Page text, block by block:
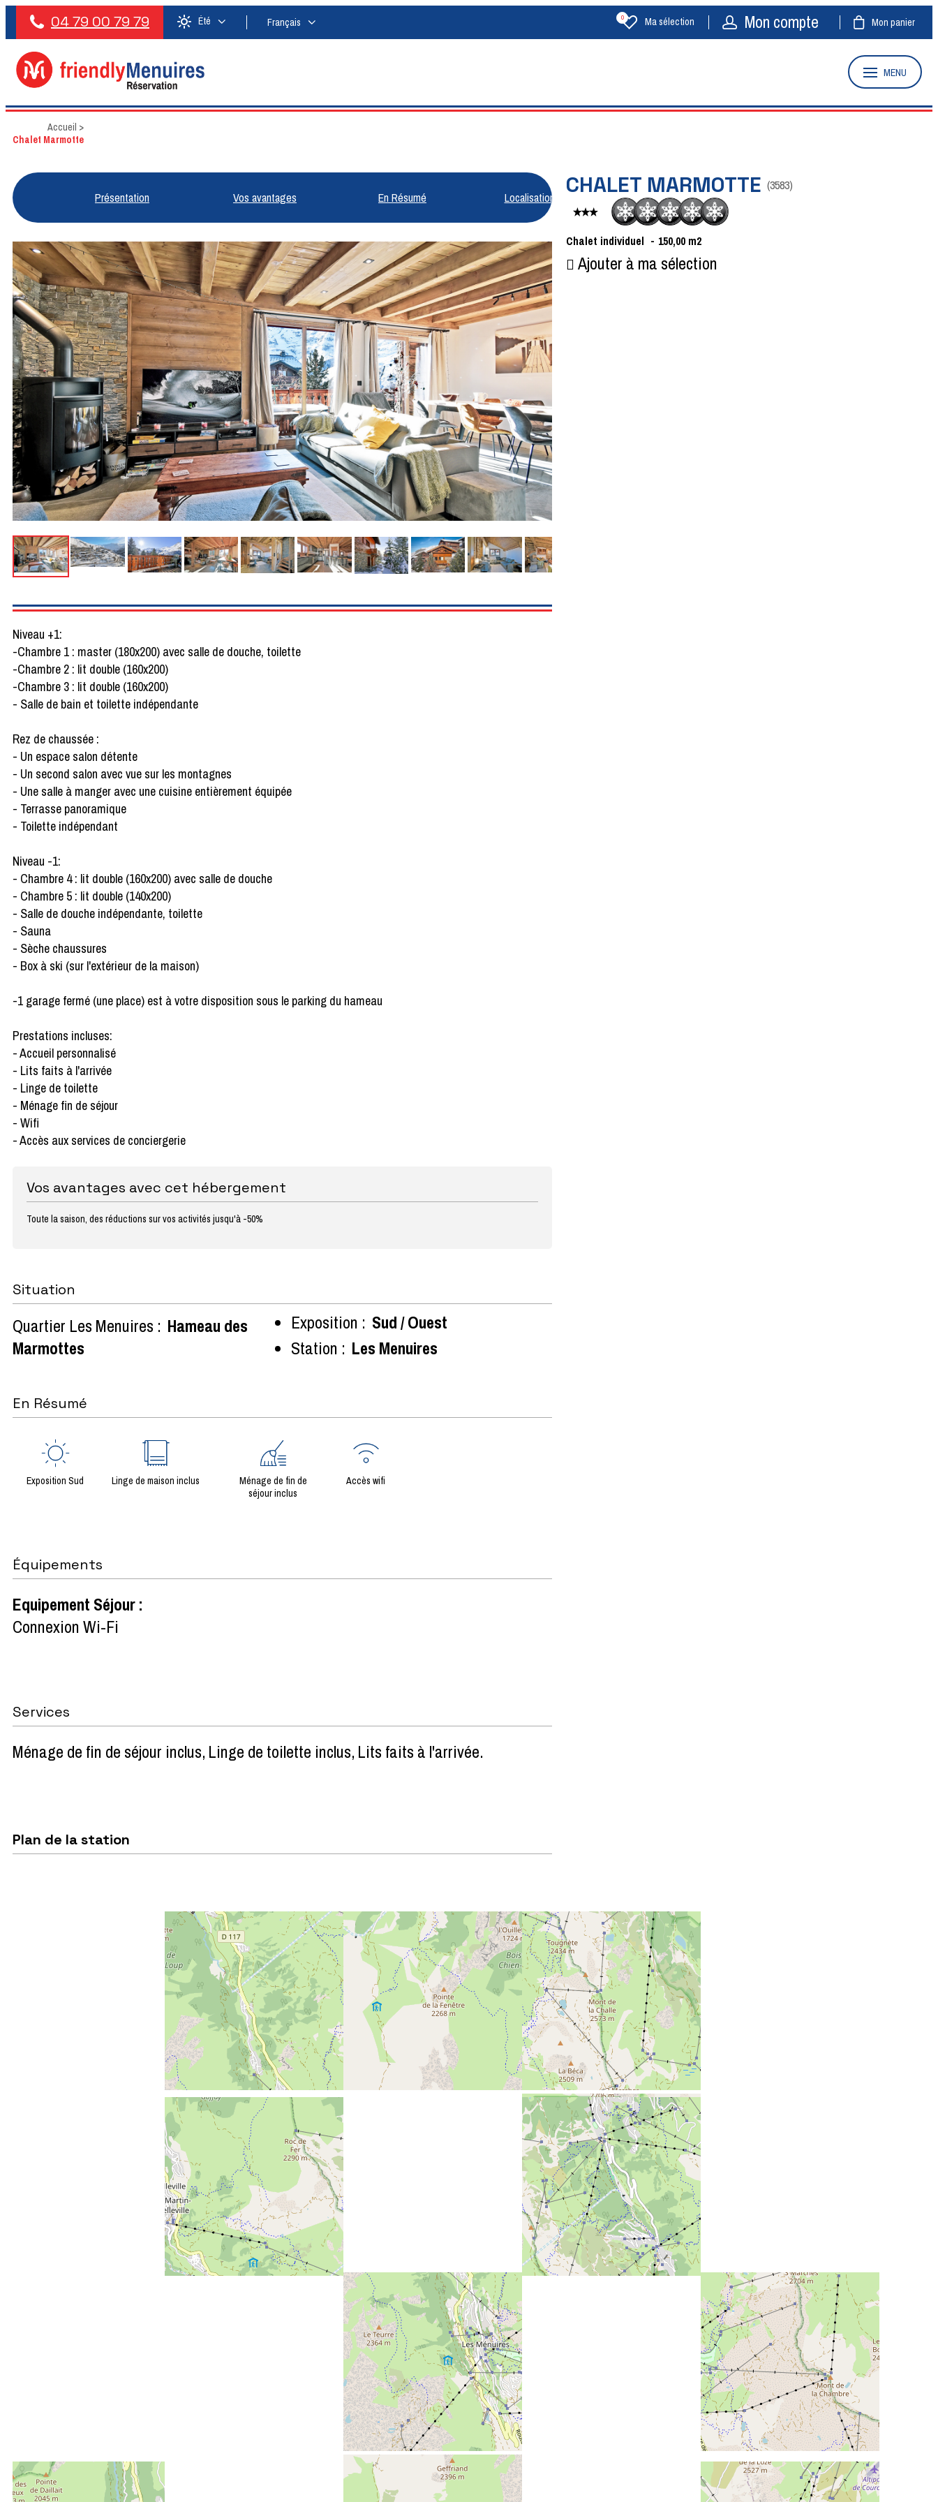
04 79 00 79 79 Été Français Ma sélection
0 Mon compte Mon panier
MENU
Accueil >
Chalet Marmotte
Présentation Vos avantages En Résumé Localisation CHALET MARMOTTE (3583)
Chalet individuel 150,00 m2
Ajouter à ma sélection
Niveau +1:
-Chambre 1 : master (180x200) avec salle de douche, toilette
-Chambre 2 : lit double (160x200)
-Chambre 3 : lit double (160x200)
- Salle de bain et toilette indépendante
Rez de chaussée :
- Un espace salon détente
- Un second salon avec vue sur les montagnes
- Une salle à manger avec une cuisine entièrement équipée
- Terrasse panoramique
- Toilette indépendant
Niveau -1:
- Chambre 4 : lit double (160x200) avec salle de douche
- Chambre 5 : lit double (140x200)
- Salle de douche indépendante, toilette
- Sauna
- Sèche chaussures
- Box à ski (sur l'extérieur de la maison)
-1 garage fermé (une place) est à votre disposition sous le parking du hameau
Prestations incluses:
- Accueil personnalisé
- Lits faits à l'arrivée
- Linge de toilette
- Ménage fin de séjour
- Wifi
- Accès aux services de conciergerie
Vos avantages avec cet hébergement
Toute la saison, des réductions sur vos activités jusqu'à -50%
Situation
Quartier Les Menuires : Hameau des
Marmottes
Exposition : Sud / Ouest
Station : Les Menuires
En Résumé
Exposition Sud Linge de maison inclus
Ménage de fin de
séjour inclus
Accès wifi
Équipements
Equipement Séjour:
Connexion Wi-Fi
Services
Ménage de fin de séjour inclus Linge de toilette inclus Lits faits à l'arrivée
Plan de la station